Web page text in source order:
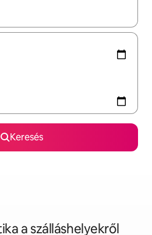
felfelé és a lefelé nyíllal
Keresés
a szálláshelyekről